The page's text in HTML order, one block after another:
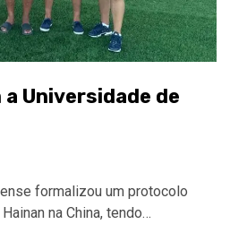
Universidade de
formalizou um protocolo
na China, tendo…